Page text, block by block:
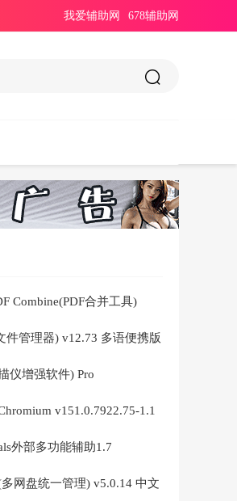
678辅助网
我爱辅助网
Combine(PDF合并工具)
携版
件管理器) v12.73 多语便携版
仪增强软件) Pro
v151.0.7922.75-1.1
外部多功能辅助1.7
网盘统一管理) v5.0.14 中文